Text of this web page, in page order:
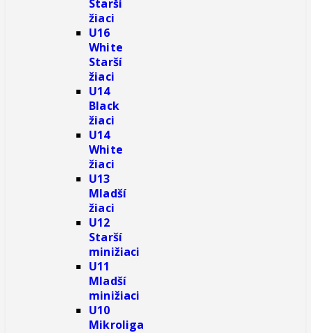
Starší
žiaci
U16
White
Starší
žiaci
U14
Black
žiaci
U14
White
žiaci
U13
Mladší
žiaci
U12
Starší
minižiaci
U11
Mladší
minižiaci
U10
Mikroliga